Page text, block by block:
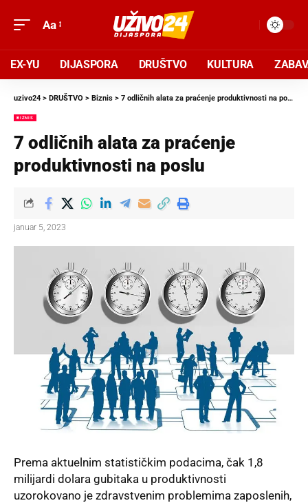
Aa
EX-YU DIJASPORA DRUŠTVO KULTURA
uzivo24 > DRUŠTVO > Biznis > 7 odličnih alata za praćenje produktivnosti na poslu
BIZNIS
7 odličnih alata za praćenje
produktivnosti na poslu
januar 5, 2023
Prema aktuelnim statističkim podacima, čak 1,8
milijardi dolara gubitaka u produktivnosti
uzorokovano je zdravstvenim problemima zaposlenih,